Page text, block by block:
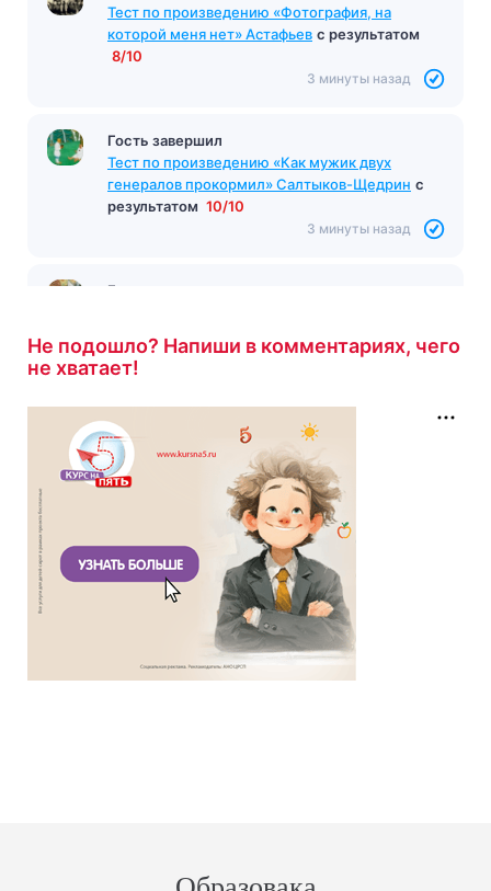
Тест по произведению «Фотография, на
которой меня нет» Астафьев с результатом
8/10
3 минуты назад
Гость завершил
Тест по произведению «Как мужик двух
генералов прокормил» Салтыков-Щедрин с
результатом 10/10
3 минуты назад
Гость завершил
3 минуты назад
Не подошло? Напиши в комментариях, чего
не хватает!